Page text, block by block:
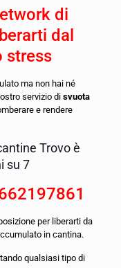
di
dal
stress
ma non hai né
servizio di svuota
e rendere
Trovo è
su 7
per liberarti da
in cantina.
qualsiasi tipo di